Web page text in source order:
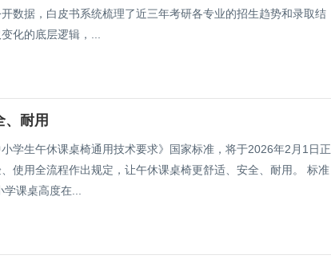
数据，白皮书系统梳理了近三年考研各专业的招生趋势和录取结
化的底层逻辑，...
、耐用
学生午休课桌椅通用技术要求》国家标准，将于2026年2月1日正
使用全流程作出规定，让午休课桌椅更舒适、安全、耐用。 标准
课桌高度在...